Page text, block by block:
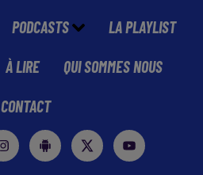
PODCASTS LA PLAYLIST
À LIRE QUI SOMMES NOUS
CONTACT